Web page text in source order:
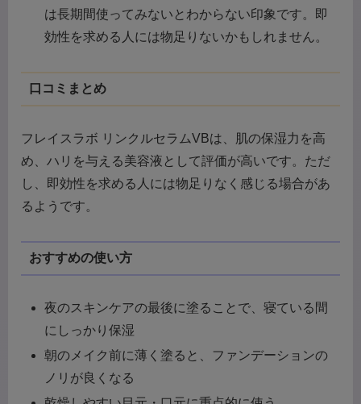
は長期間使ってみないとわからない印象です。即
効性を求める人には物足りないかもしれません。
口コミまとめ
フレイスラボ リンクルセラムVBは、肌の保湿力を高
め、ハリを与える美容液として評価が高いです。ただ
し、即効性を求める人には物足りなく感じる場合があ
るようです。
おすすめの使い方
夜のスキンケアの最後に塗ることで、寝ている間
にしっかり保湿
朝のメイク前に薄く塗ると、ファンデーションの
ノリが良くなる